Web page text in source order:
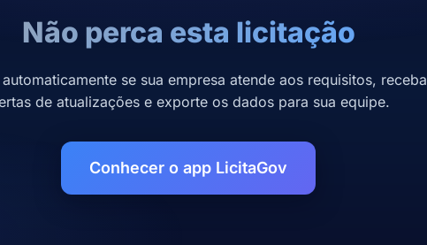
Não perca esta licitação
se sua empresa atende aos requisitos, receba
de atualizações e exporte os dados para sua equipe.
Conhecer o app LicitaGov